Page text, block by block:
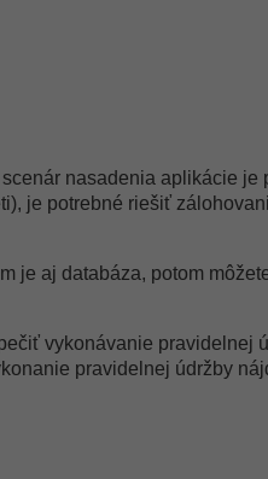
nasadenia aplikácie je
je potrebné riešiť
je aj databáza, potom
vykonávanie pravidelnej
pravidelnej údržby